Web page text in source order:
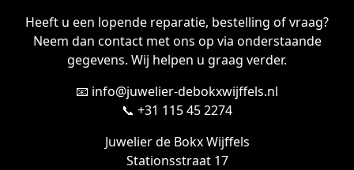
Heeft u een lopende reparatie, bestelling of vraag?
Neem dan contact met ons op via onderstaande
gegevens. Wij helpen u graag verder.
📧 info@juwelier-debokxwijffels.nl
📞 +31 115 45 2274
Juwelier de Bokx Wijffels
Stationsstraat 17